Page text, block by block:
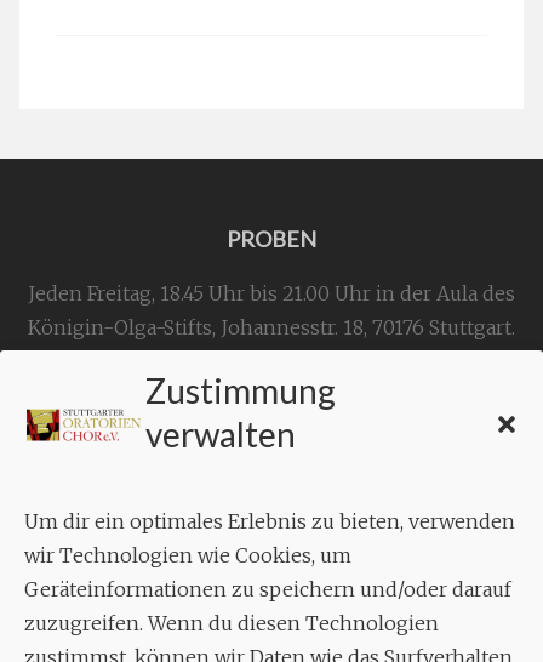
Zustimmung
verwalten
Um dir ein optimales Erlebnis zu bieten, verwenden
wir Technologien wie Cookies, um
Geräteinformationen zu speichern und/oder darauf
zuzugreifen. Wenn du diesen Technologien
zustimmst, können wir Daten wie das Surfverhalten
PROBEN
Jeden Freitag, 18.45 Uhr bis 21.00 Uhr in der Aula des
Königin-Olga-Stifts, Johannesstr. 18, 70176 Stuttgart.
KONTAKT
Geschäftsstelle:
Aixheimer Str. 18
70619 Stuttgart
MUSIK